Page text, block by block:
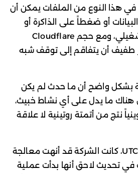
هذا النوع من الملفات يمكن أن
أو ضغطاً على الذاكرة أو
فشلاً في المنطق التشغيلي، ومع حجم Cloudflare
طفيف أن يتفاقم إلى توقف شبه
بشكل واضح أن ما حدث لم يكن
هناك ما يدل على أي نشاط خبيث،
نتج من أتمتة روتينية لا علاقة
وبحلول الساعة 14:30 UTC، كانت الشركة قد أنهت معالجة
في تحديث لاحق أنها بدأت عملية